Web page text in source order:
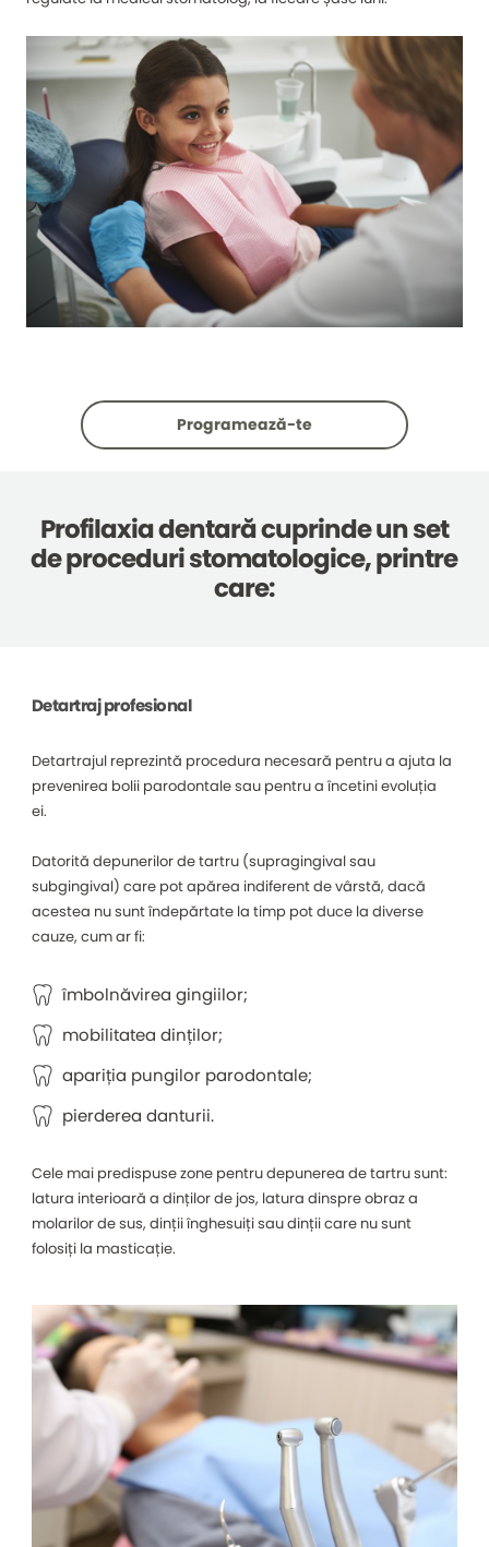
Programează-te
Profilaxia dentară cuprinde un set
de proceduri stomatologice, printre
care:
Detartraj profesional
Detartrajul reprezintă procedura necesară pentru a ajuta la
prevenirea bolii parodontale sau pentru a încetini evoluția
ei.
Datorită depunerilor de tartru (supragingival sau
subgingival) care pot apărea indiferent de vârstă, dacă
acestea nu sunt îndepărtate la timp pot duce la diverse
cauze, cum ar fi:
îmbolnăvirea gingiilor;
mobilitatea dinților;
apariția pungilor parodontale;
pierderea danturii.
Cele mai predispuse zone pentru depunerea de tartru sunt:
latura interioară a dinților de jos, latura dinspre obraz a
molarilor de sus, dinții înghesuiți sau dinții care nu sunt
folosiți la masticație.